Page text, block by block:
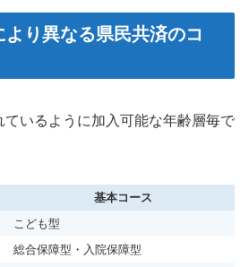
り異なる県民共済のコ
ているように加入可能な年齢層毎で
基本コース
こども型
総合保障型・入院保障型